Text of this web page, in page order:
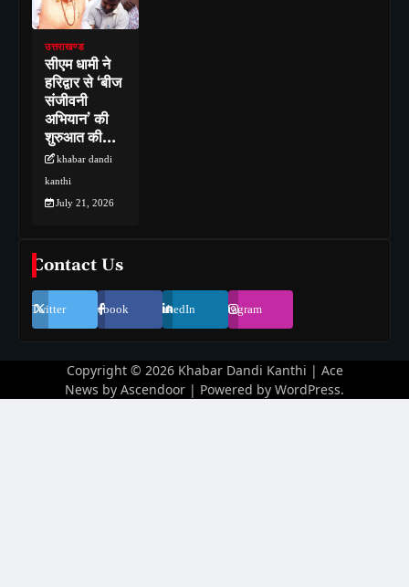
उत्तराखण्ड
सीएम धामी ने
हरिद्वार से ‘बीज
संजीवनी
अभियान’ की
शुरुआत की…
khabar dandi
kanthi
July 21, 2026
Contact Us
Twitter Facebook LinkedIn Instagram
Copyright © 2026 Khabar Dandi Kanthi | Ace
News by Ascendoor | Powered by WordPress.